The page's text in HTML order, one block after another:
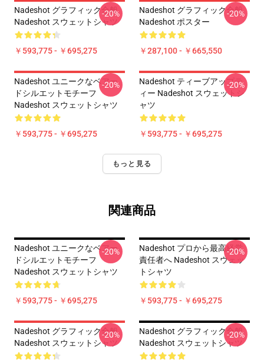
Nadeshot グラフィック全般
Nadeshot スウェットシャツ
￥593,775 - ￥695,275
-20%
Nadeshot グラフィック全般
Nadeshot ポスター
￥287,100 - ￥665,550
-20%
Nadeshot ユニークなベアー
ドシルエットモチーフ
Nadeshot スウェットシャツ
￥593,775 - ￥695,275
-20%
Nadeshot ティーブアップテ
ィー Nadeshot スウェットシ
ャツ
￥593,775 - ￥695,275
-20%
もっと見る
関連商品
Nadeshot ユニークなベアー
ドシルエットモチーフ
Nadeshot スウェットシャツ
￥593,775 - ￥695,275
-20%
Nadeshot プロから最高経営
責任者へ Nadeshot スウェッ
トシャツ
￥593,775 - ￥695,275
-20%
Nadeshot グラフィック全般
Nadeshot スウェットシャツ
-20%
Nadeshot グラフィック全般
Nadeshot スウェットシャツ
-20%